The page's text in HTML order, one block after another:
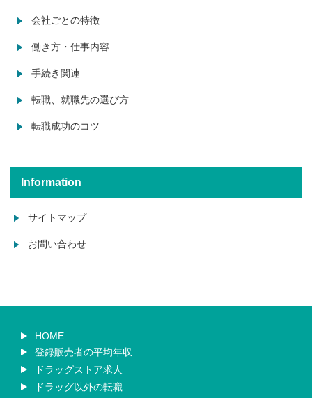
会社ごとの特徴
働き方・仕事内容
手続き関連
転職、就職先の選び方
転職成功のコツ
Information
サイトマップ
お問い合わせ
HOME
登録販売者の平均年収
ドラッグストア求人
ドラッグ以外の転職